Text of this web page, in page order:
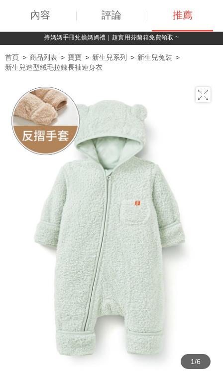
綁定LINE好友，500購物金立即折！
首頁 商品列表 寶寶 新生兒系列
新生兒兔裝
新生兒造型絨毛拉鍊長袖連身衣
內容 評論 推薦